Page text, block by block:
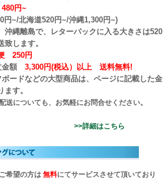
円~
円~/北海道520円~/沖縄1,300円~)
沖縄離島で、レターパックに入る大きさは520
致します。
250円
金額 3,300円(税込）以上 送料無料!
ードなどの大型商品は、ページに記載した金
ます。
送についても、お気軽にお問合せください。
>>詳細はこちら
希望の方は 無料にてサービスさせて頂いており